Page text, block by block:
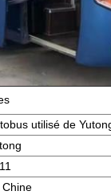
utilisé de
Chine